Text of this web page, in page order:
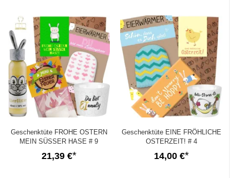
Geschenktüte FROHE OSTERN
MEIN SÜSSER HASE # 9
21,39 €
Geschenktüte EINE FRÖHLICHE
OSTERZEIT! # 4
14,00 €